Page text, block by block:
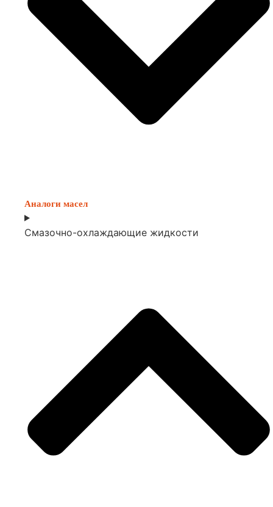
Аналоги масел
Смазочно-охлаждающие жидкости